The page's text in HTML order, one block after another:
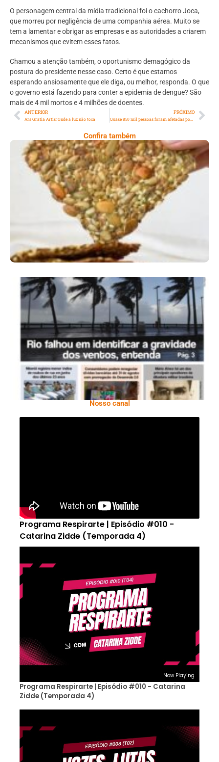
O personagem central da mídia tradicional foi o cachorro Joca,
que morreu por negligência de uma companhia aérea. Muito se
tem a lamentar e obrigar as empresas e as autoridades a criarem
mecanismos que evitem esses fatos.
Chamou a atenção também, o oportunismo demagógico da
postura do presidente nesse caso. Certo é que estamos
esperando ansiosamente que ele diga, ou melhor, responda. O que
o governo está fazendo para conter a epidemia de dengue? São
mais de 4 mil mortos e 4 milhões de doentes.
ANTERIOR
Ars Gratia Artis: Onde a luz não toca
PRÓXIMO
Quase 850 mil pessoas foram afetadas por chuvas no Rio Grande do Sul
Confira também
Comer Bem: Cracker De Sementes
Ano X – Número 366 01 A 07 De Agosto De
2026
Nosso canal
Programa Respirarte | Episódio #010 -
Catarina Zidde (Temporada 4)
Now Playing
Programa Respirarte | Episódio #010 - Catarina
Zidde (Temporada 4)